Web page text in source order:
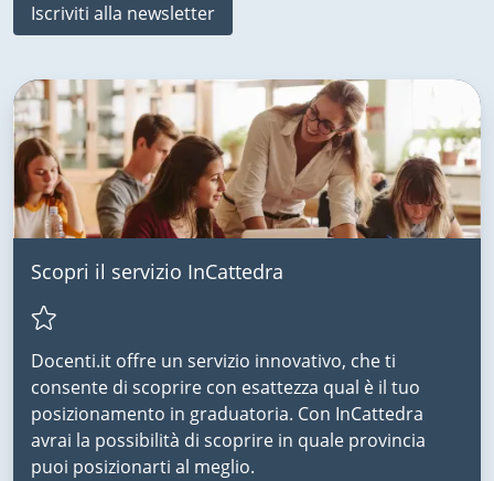
Iscriviti alla newsletter
Scopri il servizio InCattedra
Docenti.it offre un servizio innovativo, che ti
consente di scoprire con esattezza qual è il tuo
posizionamento in graduatoria. Con InCattedra
avrai la possibilità di scoprire in quale provincia
puoi posizionarti al meglio.